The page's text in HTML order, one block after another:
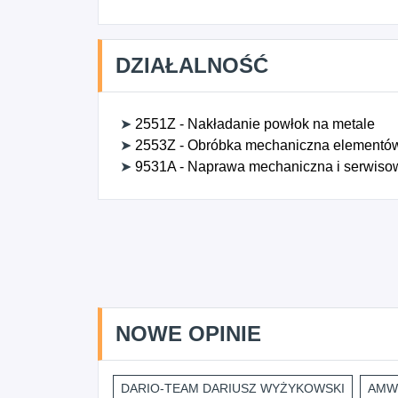
DZIAŁALNOŚĆ
➤ 2551Z - Nakładanie powłok na metale
➤ 2553Z - Obróbka mechaniczna
➤ 9531A - Naprawa mechaniczna i
NOWE OPINIE
DARIO-TEAM DARIUSZ WYŻYKOWSKI